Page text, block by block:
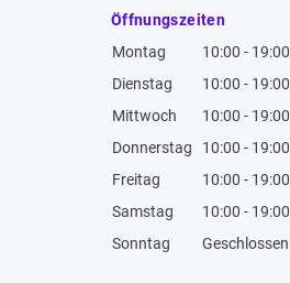
Öffnungszeiten
Montag
10:00 - 19:00
Dienstag
10:00 - 19:00
Mittwoch
10:00 - 19:00
Donnerstag
10:00 - 19:00
Freitag
10:00 - 19:00
Samstag
10:00 - 19:00
Sonntag
Geschlossen